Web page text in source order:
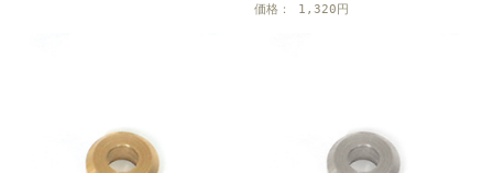
価格： 1,320円